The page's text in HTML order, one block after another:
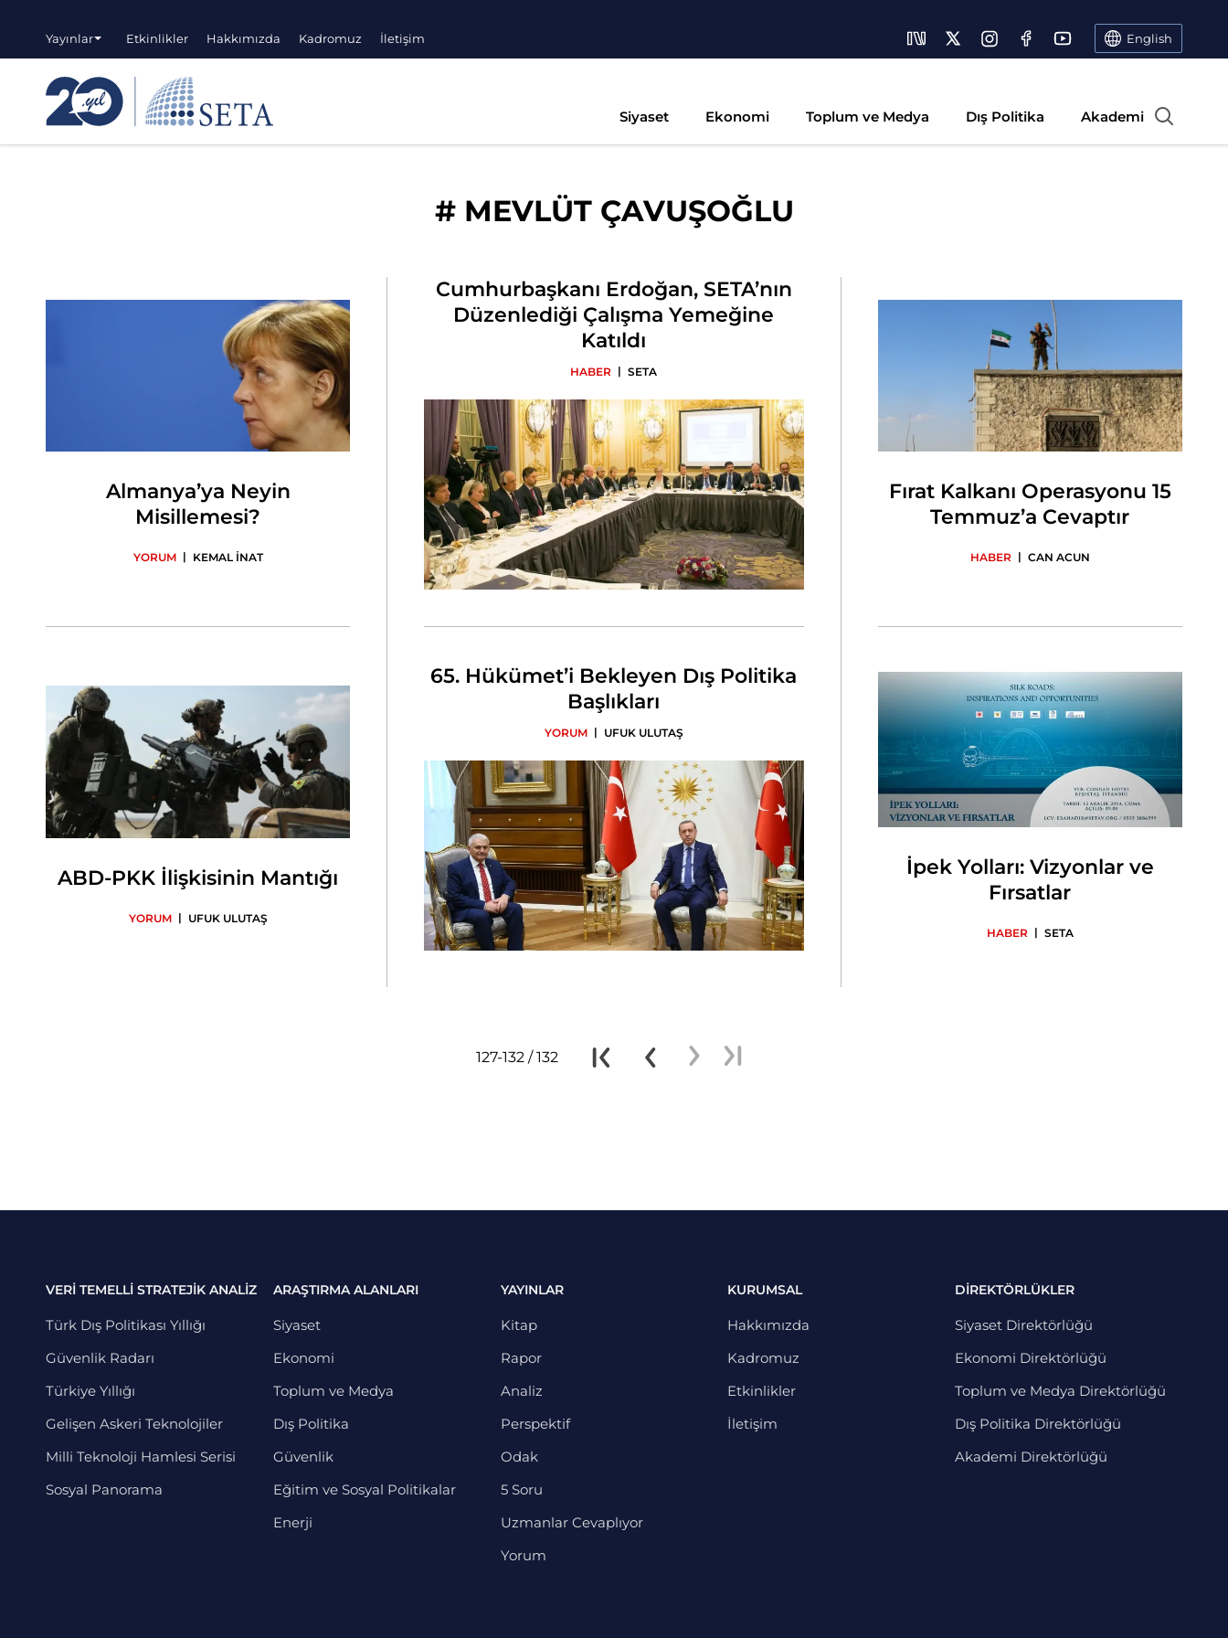
Yayınlar Etkinlikler Hakkımızda Kadromuz İletişim English
Siyaset Ekonomi Toplum ve Medya Dış Politika Akademi
# MEVLÜT ÇAVUŞOĞLU
Almanya’ya Neyin
Misillemesi?
YORUM | KEMAL İNAT
Cumhurbaşkanı Erdoğan, SETA’nın
Düzenlediği Çalışma Yemeğine
Katıldı
HABER | SETA
Fırat Kalkanı Operasyonu 15
Temmuz’a Cevaptır
HABER | CAN ACUN
ABD-PKK İlişkisinin Mantığı
YORUM | UFUK ULUTAŞ
65. Hükümet’i Bekleyen Dış Politika
Başlıkları
YORUM | UFUK ULUTAŞ
İpek Yolları: Vizyonlar ve
Fırsatlar
HABER | SETA
127-132 / 132
VERİ TEMELLİ STRATEJİK ANALİZ
Türk Dış Politikası Yıllığı
Güvenlik Radarı
Türkiye Yıllığı
Gelişen Askeri Teknolojiler
Milli Teknoloji Hamlesi Serisi
Sosyal Panorama
ARAŞTIRMA ALANLARI
Siyaset
Ekonomi
Toplum ve Medya
Dış Politika
Güvenlik
Eğitim ve Sosyal Politikalar
Enerji
YAYINLAR
Kitap
Rapor
Analiz
Perspektif
Odak
5 Soru
Uzmanlar Cevaplıyor
Yorum
KURUMSAL
Hakkımızda
Kadromuz
Etkinlikler
İletişim
DİREKTÖRLÜKLER
Siyaset Direktörlüğü
Ekonomi Direktörlüğü
Toplum ve Medya Direktörlüğü
Dış Politika Direktörlüğü
Akademi Direktörlüğü